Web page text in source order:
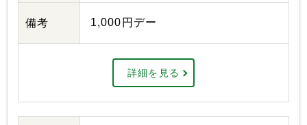
備考 1,000円デー
詳細を見る